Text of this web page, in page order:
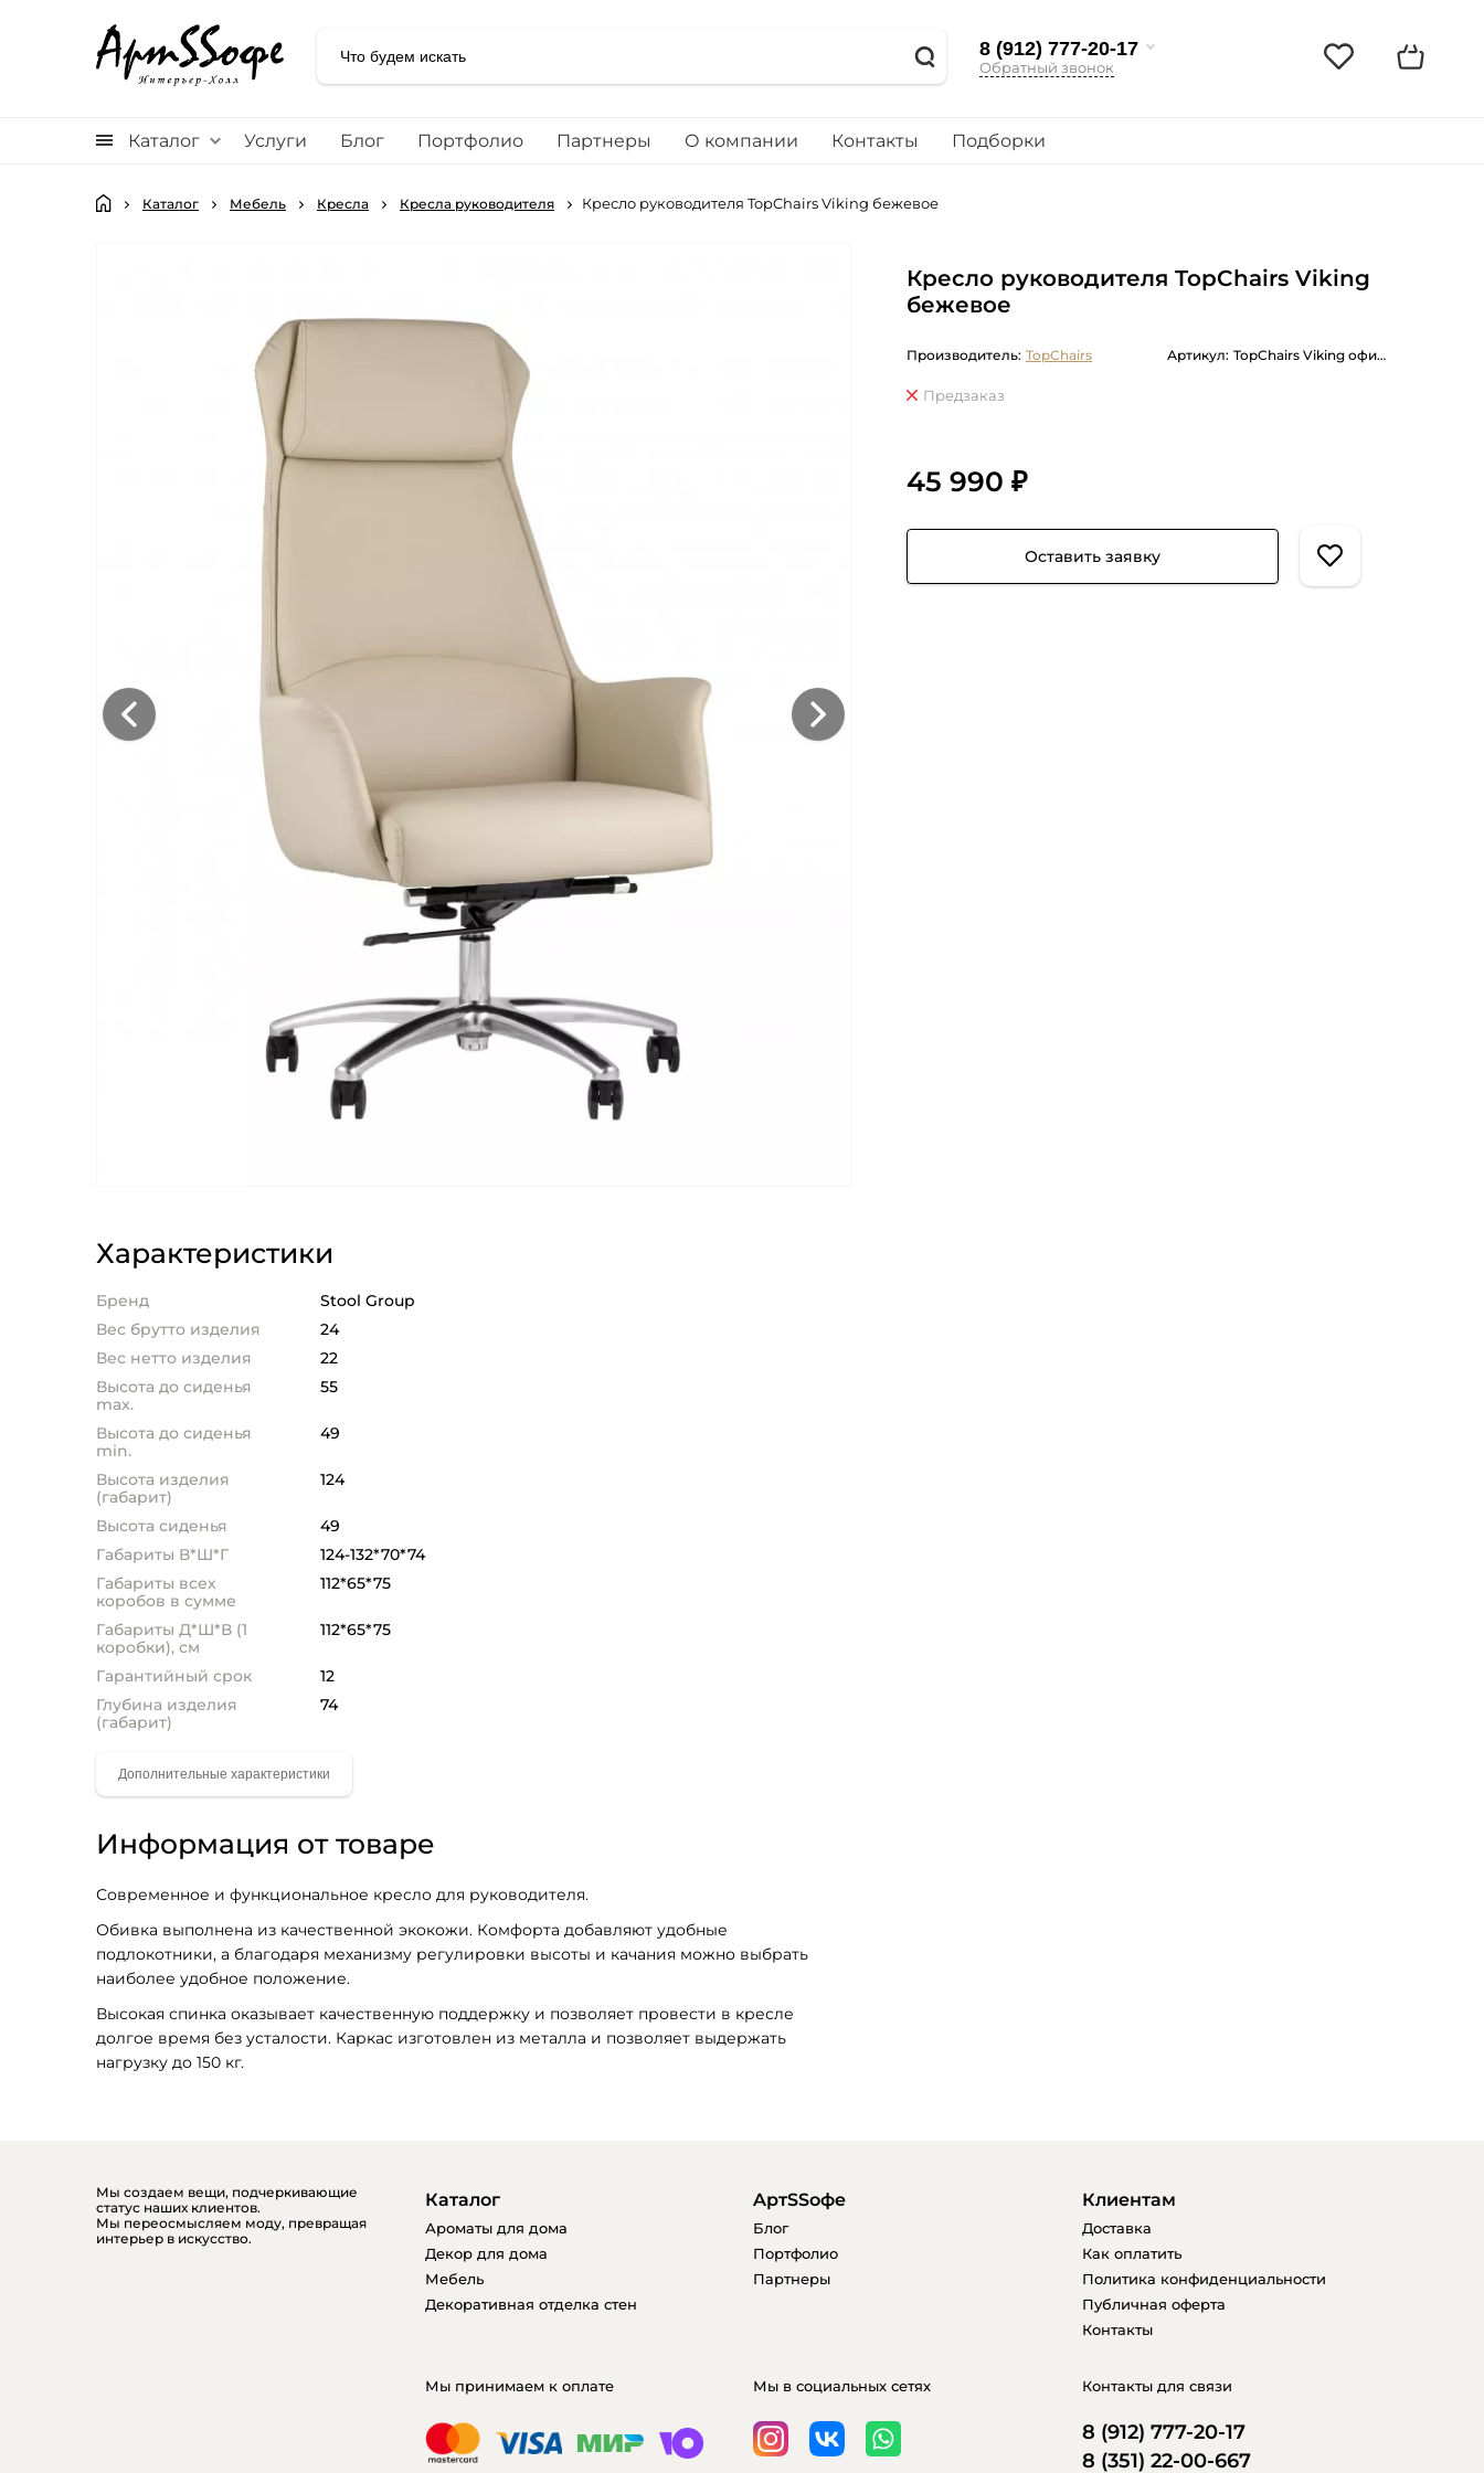
8 (912) 777-20-17
Обратный звонок
Каталог Услуги Блог Портфолио Партнеры О компании Контакты Подборки
Каталог Мебель Кресла Кресла руководителя Кресло руководителя TopChairs Viking бежевое
Характеристики
Бренд
Stool Group
Вес брутто изделия
24
Вес нетто изделия
22
Высота до сиденья
max.
55
Высота до сиденья
min.
49
Высота изделия
(габарит)
124
Высота сиденья
49
Габариты В*Ш*Г
124-132*70*74
Габариты всех
коробов в сумме
112*65*75
Габариты Д*Ш*В (1
коробки), см
112*65*75
Гарантийный срок
12
Глубина изделия
(габарит)
74
Информация от товаре
Современное и функциональное кресло для руководителя.
Обивка выполнена из качественной экокожи. Комфорта добавляют удобные
подлокотники, а благодаря механизму регулировки высоты и качания можно выбрать
наиболее удобное положение.
Высокая спинка оказывает качественную поддержку и позволяет провести в кресле
долгое время без усталости. Каркас изготовлен из металла и позволяет выдержать
нагрузку до 150 кг.
Кресло руководителя TopChairs Viking
бежевое
Производитель: TopChairs Артикул: TopChairs Viking офисное бежевое обивка экокожа, металлический к
Предзаказ
45 990 ₽
Оставить заявку
Мы создаем вещи, подчеркивающие
статус наших клиентов.
Мы переосмысляем моду, превращая
интерьер в искусство.
Каталог
Ароматы для дома
Декор для дома
Мебель
Декоративная отделка стен
AртSSофе
Блог
Портфолио
Партнеры
Клиентам
Доставка
Как оплатить
Политика конфиденциальности
Публичная оферта
Контакты
Мы принимаем к оплате Мы в социальных сетях Контакты для связи
8 (912) 777-20-17
8 (351) 22-00-667